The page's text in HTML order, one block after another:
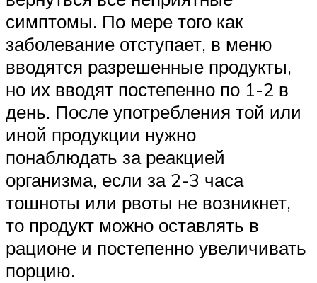
симптомы. По мере того как
заболевание отступает, в меню
вводятся разрешенные продукты,
но их вводят постепенно по 1-2 в
день. После употребления той или
иной продукции нужно
понаблюдать за реакцией
организма, если за 2-3 часа
тошноты или рвоты не возникнет,
то продукт можно оставлять в
рационе и постепенно увеличивать
порцию.